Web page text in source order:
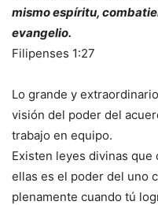
mismo espíritu,
evangelio.
Filipenses 1:27
Lo grande y
visión del poder del
trabajo en equipo.
Existen leyes divinas
ellas es el poder del uno
plenamente cuando tú